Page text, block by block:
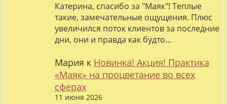
Катерина, спасибо за "Маяк"! Теплые
такие, замечательные ощущения. Плюс
увеличился поток клиентов за последние
дни, они и правда как будто…
Мария к Новинка! Акция! Практика
«Маяк» на процветание во всех
сферах
11 июня 2026